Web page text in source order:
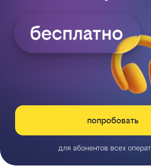
попробовать
для абонентов всех